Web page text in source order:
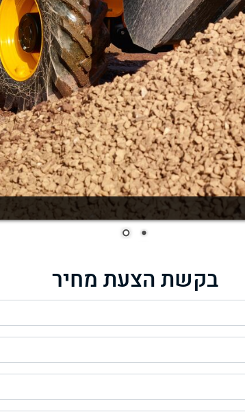
בקשת הצעת מחיר